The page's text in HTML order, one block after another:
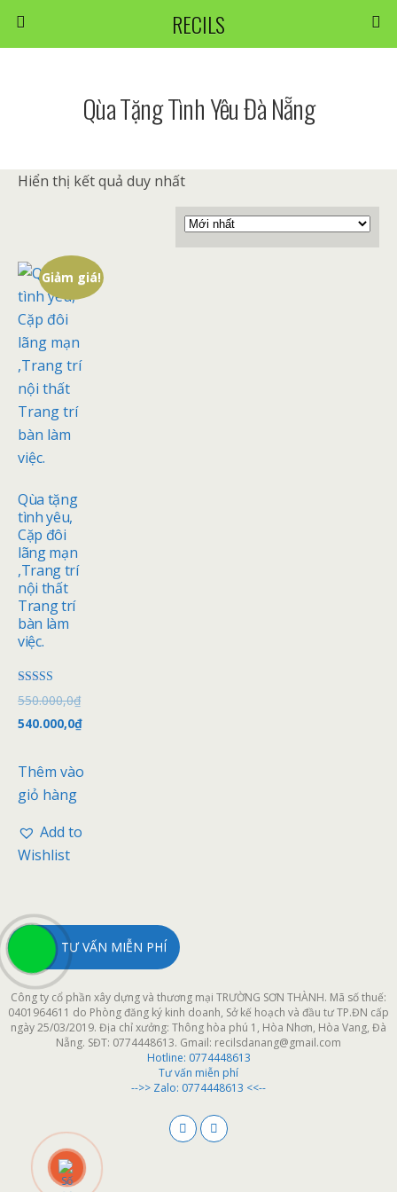
RECILS
Qùa Tặng Tình Yêu Đà Nẵng
Hiển thị kết quả duy nhất
Giảm giá!
Qùa tặng
tình yêu,
Cặp đôi
lãng mạn
,Trang trí
nội thất
Trang trí
bàn làm
việc.
Được xếp
hạng
5.00
5 sao
550.000,0₫
540.000,0₫
Thêm vào
giỏ hàng
Add to
Wishlist
Công ty cổ phần xây dựng và thương mại TRƯỜNG SƠN THÀNH. Mã số thuế:
0401964611 do Phòng đăng ký kinh doanh, Sở kế hoạch và đầu tư TP.ĐN cấp
ngày 25/03/2019. Địa chỉ xưởng: Thông hòa phú 1, Hòa Nhơn, Hòa Vang, Đà
Nẵng. SĐT: 0774448613. Gmail: recilsdanang@gmail.com
Hotline: 0774448613
Tư vấn miễn phí
-->> Zalo: 0774448613 <<--
TƯ VẤN MIỄN PHÍ